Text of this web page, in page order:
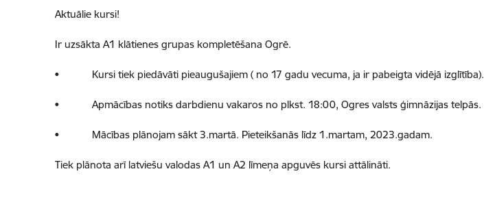
Aktuālie kursi!
Ir uzsākta A1 klātienes grupas kompletēšana Ogrē.
• Kursi tiek piedāvāti pieaugušajiem ( no 17 gadu vecuma, ja ir pabeigta vidējā izglītība).
• Apmācības notiks darbdienu vakaros no plkst. 18:00, Ogres valsts ģimnāzijas telpās.
• Mācības plānojam sākt 3.martā. Pieteikšanās līdz 1.martam, 2023.gadam.
Tiek plānota arī latviešu valodas A1 un A2 līmeņa apguvēs kursi attālināti.